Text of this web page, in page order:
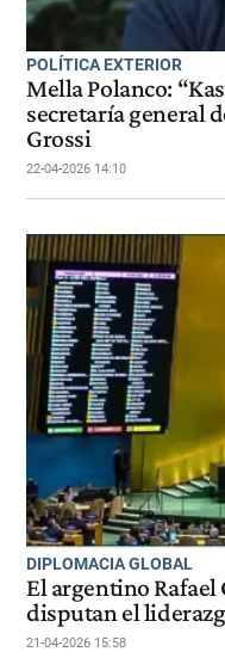
POLÍTICA EXTERIOR
Mella Polanco:
secretaría general
Grossi
22-04-2026 14:10
DIPLOMACIA GLOBAL
El argentino Rafael
disputan el
21-04-2026 15:58